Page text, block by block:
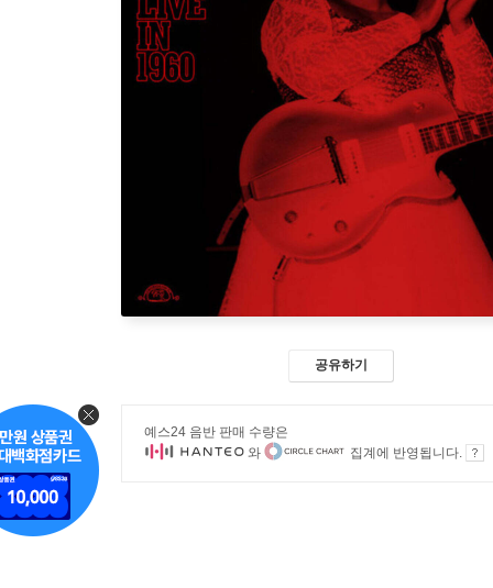
공유하기
예스24 음반 판매 수량은
와
집계에 반영됩니다.